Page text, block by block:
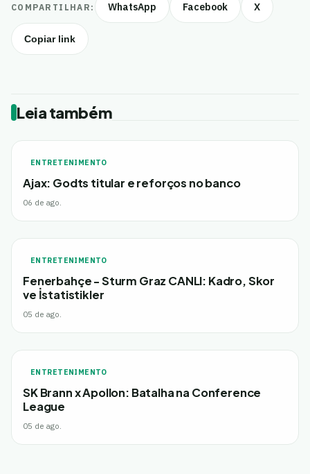
COMPARTILHAR: WhatsApp Facebook X
Copiar link
Leia também
ENTRETENIMENTO
Ajax: Godts titular e reforços no banco
06 de ago.
ENTRETENIMENTO
Fenerbahçe - Sturm Graz CANLI: Kadro, Skor
ve İstatistikler
05 de ago.
ENTRETENIMENTO
SK Brann x Apollon: Batalha na Conference
League
05 de ago.